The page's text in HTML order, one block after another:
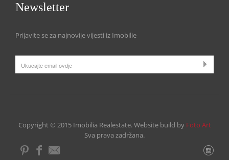
Newsletter
Prijavite se za najnovije vijesti iz Imobilie
Copyright © 2015 Imobilia Realestate. Website build by Foto Art
Sva prava zadržana.